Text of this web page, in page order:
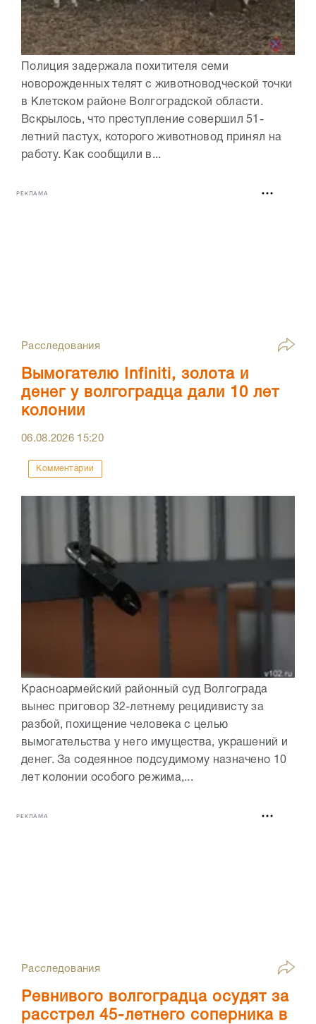
Полиция задержала похитителя семи
новорожденных телят с животноводческой точки
в Клетском районе Волгоградской области.
Вскрылось, что преступление совершил 51-
летний пастух, которого животновод принял на
работу. Как сообщили в...
РЕКЛАМА
Расследования
Вымогателю Infiniti, золота и
денег у волгоградца дали 10 лет
колонии
06.08.2026 15:20
Комментарии
Красноармейский районный суд Волгограда
вынес приговор 32-летнему рецидивисту за
разбой, похищение человека с целью
вымогательства у него имущества, украшений и
денег. За содеянное подсудимому назначено 10
лет колонии особого режима,...
РЕКЛАМА
Расследования
Ревнивого волгоградца осудят за
расстрел 45-летнего соперника в